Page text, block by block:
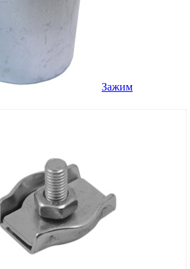
Зажим